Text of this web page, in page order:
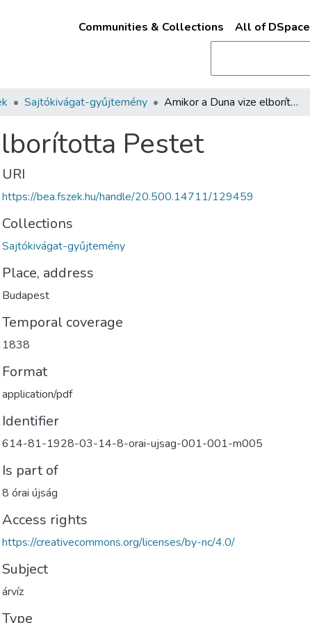
Communities & Collections All of DSpace
Sajtókivágat-gyűjtemény Amikor a Duna vize elborította Pestet
Pestet
URI
https://bea.fszek.hu/handle/20.500.14711/129459
Collections
Sajtókivágat-gyűjtemény
Place, address
Budapest
Temporal coverage
1838
Format
application/pdf
Identifier
614-81-1928-03-14-8-orai-ujsag-001-001-m005
Is part of
8 órai újság
Access rights
https://creativecommons.org/licenses/by-nc/4.0/
Subject
árvíz
Type